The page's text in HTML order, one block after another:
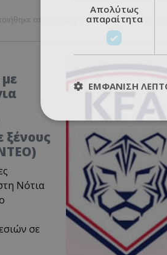
από το χρήστη Pauline
ξένους
Νότια
σε
Απολύτως
απαραίτητα
ΕΜΦΆΝΙΣΗ